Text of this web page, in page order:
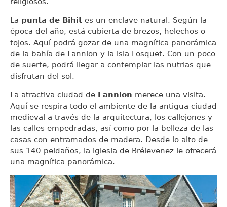
La punta de Bihit es un enclave natural. Según la
época del año, está cubierta de brezos, helechos o
tojos. Aquí podrá gozar de una magnífica panorámica
de la bahía de Lannion y la isla Losquet. Con un poco
de suerte, podrá llegar a contemplar las nutrias que
disfrutan del sol.
La atractiva ciudad de Lannion merece una visita.
Aquí se respira todo el ambiente de la antigua ciudad
medieval a través de la arquitectura, los callejones y
las calles empedradas, así como por la belleza de las
casas con entramados de madera. Desde lo alto de
sus 140 peldaños, la iglesia de Brélevenez le ofrecerá
una magnífica panorámica.